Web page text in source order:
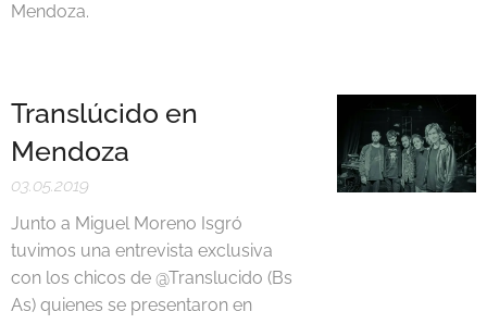
Mendoza.
Translúcido en
Mendoza
03.05.2019
Junto a Miguel Moreno Isgró
tuvimos una entrevista exclusiva
con los chicos de @Translucido (Bs
As) quienes se presentaron en